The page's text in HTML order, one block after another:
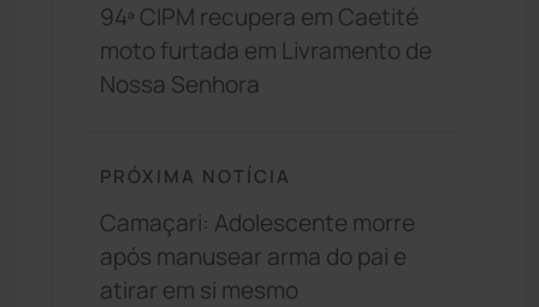
94ª CIPM recupera em Caetité
moto furtada em Livramento de
Nossa Senhora
PRÓXIMA NOTÍCIA
Camaçari: Adolescente morre
após manusear arma do pai e
atirar em si mesmo